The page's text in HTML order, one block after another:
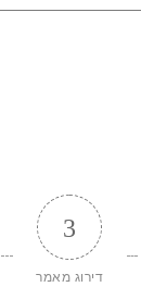
3
דירוג מאמר